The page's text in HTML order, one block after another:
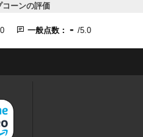
コーンの評価
一般点数： - /5.0